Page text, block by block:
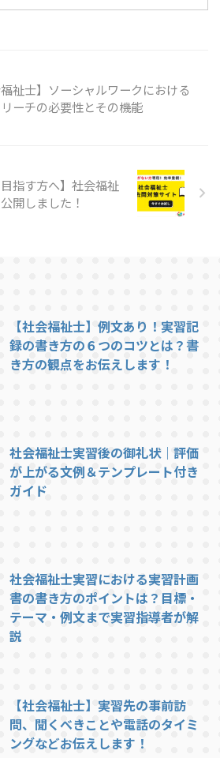
張は
むこ
とで
用
ルで
福祉士】ソーシャルワークにおける
ーチの必要性とその機能
指す方へ】社会福祉
開しました！
【社会福祉士】例文あり！実習記
録の書き方の６つのコツとは？書
き方の観点をお伝えします！
社会福祉士実習後の御礼状｜評価
が上がる文例＆テンプレート付き
ガイド
社会福祉士実習における実習計画
書の書き方のポイントは？目標・
テーマ・例文まで実習指導者が解
説
【社会福祉士】実習先の事前訪
問、聞くべきことや電話のタイミ
ングなどお伝えします！